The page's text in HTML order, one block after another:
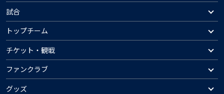
試合
トップチーム
チケット・観戦
ファンクラブ
グッズ